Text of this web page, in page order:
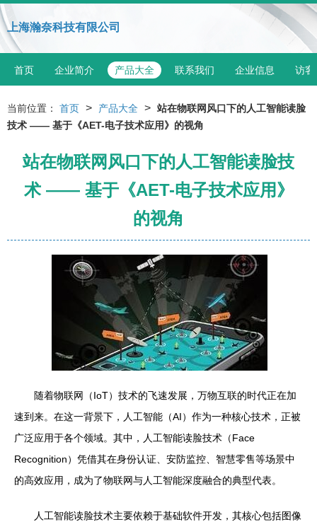
上海瀚奈科技有限公司
首页 企业简介 产品大全 联系我们 企业信息 访客
当前位置： 首页 > 产品大全 > 站在物联网风口下的人工智能读脸
技术 —— 基于《AET-电子技术应用》的视角
站在物联网风口下的人工智能读脸技
术 —— 基于《AET-电子技术应用》
的视角
随着物联网（IoT）技术的飞速发展，万物互联的时代正在加
速到来。在这一背景下，人工智能（AI）作为一种核心技术，正被
广泛应用于各个领域。其中，人工智能读脸技术（Face
Recognition）凭借其在身份认证、安防监控、智慧零售等场景中
的高效应用，成为了物联网与人工智能深度融合的典型代表。
人工智能读脸技术主要依赖于基础软件开发，其核心包括图像